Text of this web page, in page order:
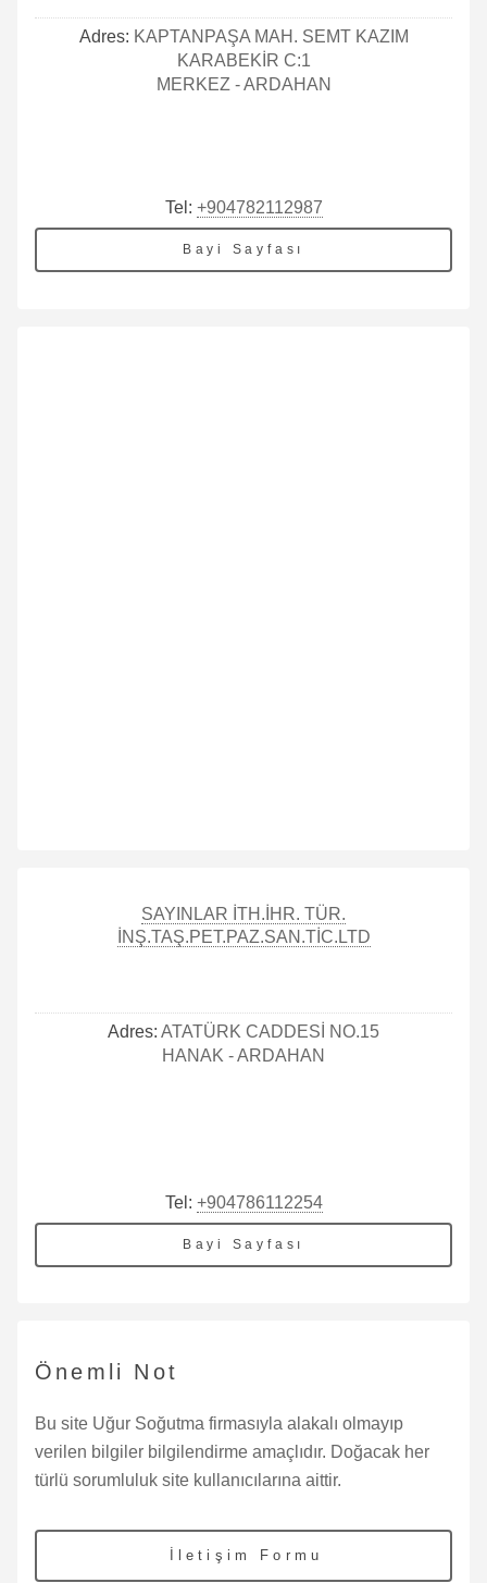
Adres: KAPTANPAŞA MAH. SEMT KAZIM
KARABEKİR C:1
MERKEZ - ARDAHAN
Tel: +904782112987
Bayi Sayfası
SAYINLAR İTH.İHR. TÜR.
İNŞ.TAŞ.PET.PAZ.SAN.TİC.LTD
Adres: ATATÜRK CADDESİ NO.15
HANAK - ARDAHAN
Tel: +904786112254
Bayi Sayfası
Önemli Not
Bu site Uğur Soğutma firmasıyla alakalı olmayıp
verilen bilgiler bilgilendirme amaçlıdır. Doğacak her
türlü sorumluluk site kullanıcılarına aittir.
İletişim Formu